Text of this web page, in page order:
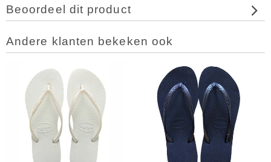
Beoordeel dit product
Andere klanten bekeken ook